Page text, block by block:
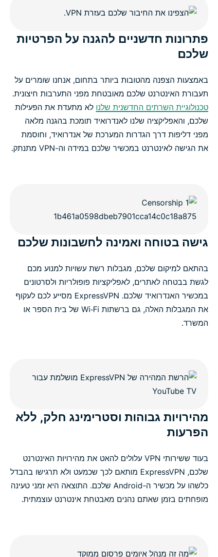
פתרונות חדשניים להגנה על הפרטיות
שלכם
באמצעות הצפנה מהטובות ביותר בתחום, אנחנו שומרים על
תעבורת האינטרנט שלכם מאובטחת מפני התערבות חיצונית.
טכנולוגיית השרתים החדשנית שלנו לא מתעדת את הפעילות
שלכם, והאפליקציה שלנו לאנדרואיד תומכת בהגנה מלאה
מפני דליפות דרך הגדרות המערכת של אנדרואיד, וחוסמת
את הגישה לאינטרנט במכשיר שלכם במידה וה-VPN מתנתק.
גישה בטוחה ואמינה לחשבונות שלכם
בהתאם למיקום שלכם, מגבלות רשת עשויות למנוע מכם
לגשת בבטחה לאתרים, לאפליקציות פופולריות ולסרטונים
במכשיר האנדרואיד שלכם. ExpressVPN מסייע לכם לעקוף
את המגבלות האלה, גם ברשתות Wi‑Fi של בית הספר או
המשרד.
מהירויות גבוהות וסטרימינג חלק, ללא
הפרעות
בעוד ששירותי VPN עלולים להאט את מהירויות האינטרנט
שלכם, ExpressVPN מותאם לכך שכמעט ולא תרגישו בהבדל
כלשהו על מכשיר ה-Android שלכם. התוצאה היא זמני טעינה
מופחתים בזמן שאתם נהנים מאבטחת אינטרנט עוצמתית.